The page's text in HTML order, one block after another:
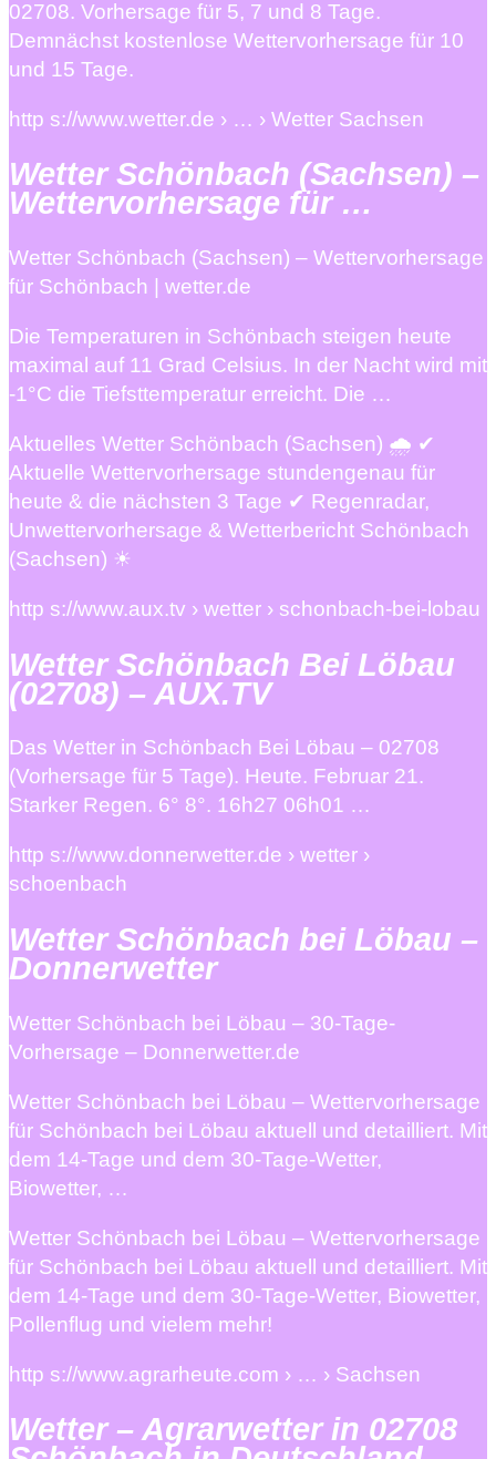
02708. Vorhersage für 5, 7 und 8 Tage.
Demnächst kostenlose Wettervorhersage für 10
und 15 Tage.
http s://www.wetter.de › … › Wetter Sachsen
Wetter Schönbach (Sachsen) –
Wettervorhersage für …
Wetter Schönbach (Sachsen) – Wettervorhersage
für Schönbach | wetter.de
Die Temperaturen in Schönbach steigen heute
maximal auf 11 Grad Celsius. In der Nacht wird mit
-1°C die Tiefsttemperatur erreicht. Die …
Aktuelles Wetter Schönbach (Sachsen) 🌧️ ✔
Aktuelle Wettervorhersage stundengenau für
heute & die nächsten 3 Tage ✔ Regenradar,
Unwettervorhersage & Wetterbericht Schönbach
(Sachsen) ☀
http s://www.aux.tv › wetter › schonbach-bei-lobau
Wetter Schönbach Bei Löbau
(02708) – AUX.TV
Das Wetter in Schönbach Bei Löbau – 02708
(Vorhersage für 5 Tage). Heute. Februar 21.
Starker Regen. 6° 8°. 16h27 06h01 …
http s://www.donnerwetter.de › wetter ›
schoenbach
Wetter Schönbach bei Löbau –
Donnerwetter
Wetter Schönbach bei Löbau – 30-Tage-
Vorhersage – Donnerwetter.de
Wetter Schönbach bei Löbau – Wettervorhersage
für Schönbach bei Löbau aktuell und detailliert. Mit
dem 14-Tage und dem 30-Tage-Wetter,
Biowetter, …
Wetter Schönbach bei Löbau – Wettervorhersage
für Schönbach bei Löbau aktuell und detailliert. Mit
dem 14-Tage und dem 30-Tage-Wetter, Biowetter,
Pollenflug und vielem mehr!
http s://www.agrarheute.com › … › Sachsen
Wetter – Agrarwetter in 02708